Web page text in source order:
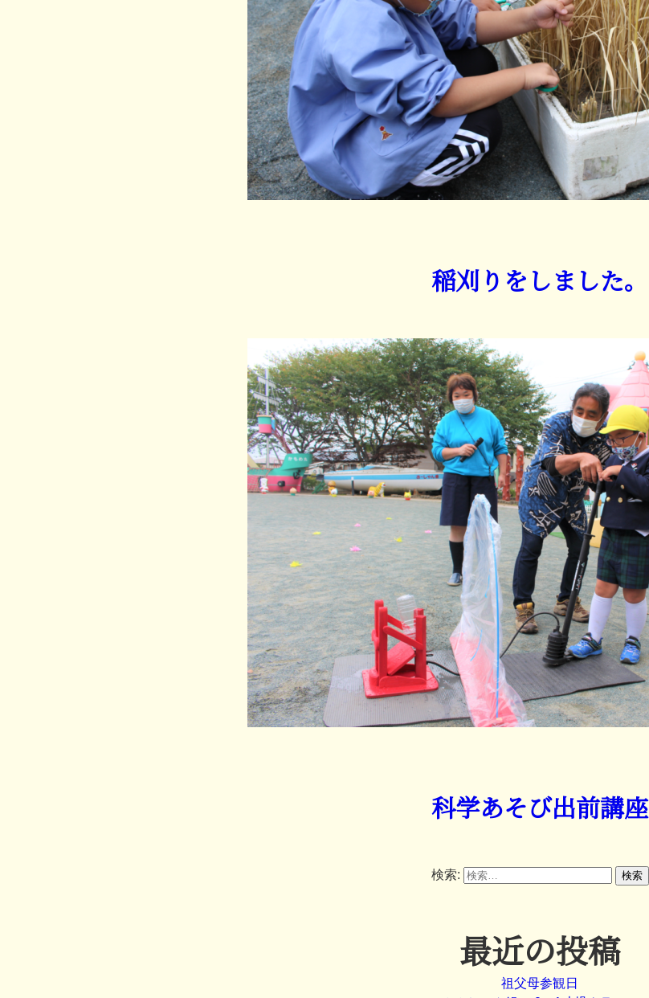
稲刈りをしました。
科学あそび出前講座
検索:
最近の投稿
祖父母参観日